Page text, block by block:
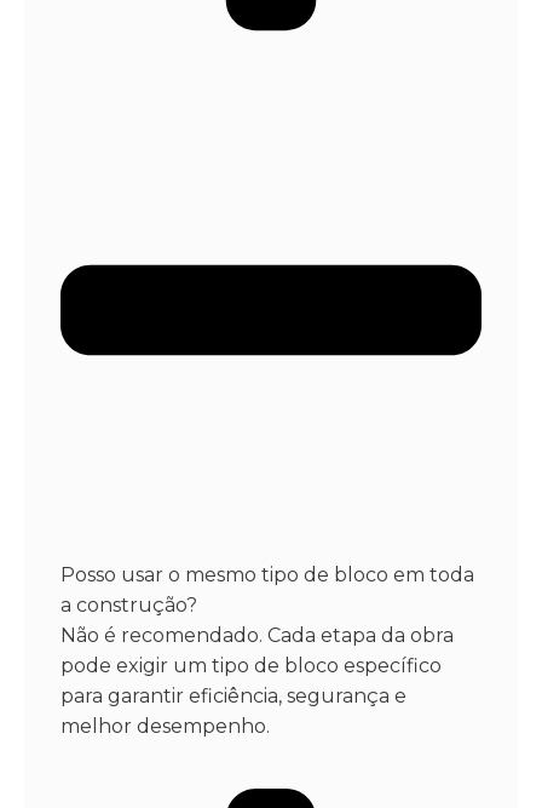
Posso usar o mesmo tipo de bloco em toda
a construção?
Não é recomendado. Cada etapa da obra
pode exigir um tipo de bloco específico
para garantir eficiência, segurança e
melhor desempenho.